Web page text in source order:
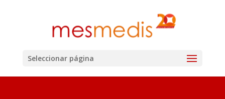
Seleccionar página